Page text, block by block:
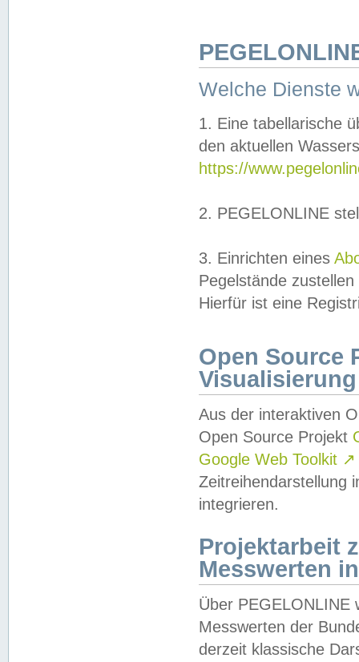
Welche Dienste
1. Eine tabellarische
den aktuellen
https://
2. PEGELONLINE
3. Einrichten eines
Pegelstände
Hierfür ist eine
Open Source
Visualisierung
Aus der interaktiven
Open Source Projekt
Google Web Toolkit ↗
Zeitreihendarstellung
integrieren.
Projektarbeit
Messwerten
Über PEGELONLINE
Messwerten der
derzeit klassische